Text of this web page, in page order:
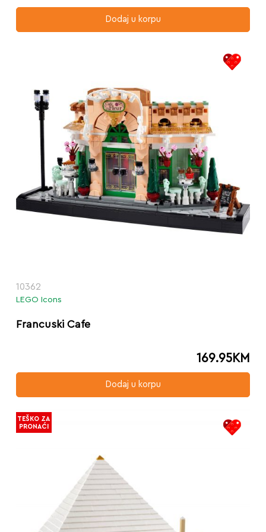
Dodaj u korpu
10362
LEGO Icons
Francuski Cafe
169.95KM
Dodaj u korpu
TEŠKO ZA
PRONAĆI